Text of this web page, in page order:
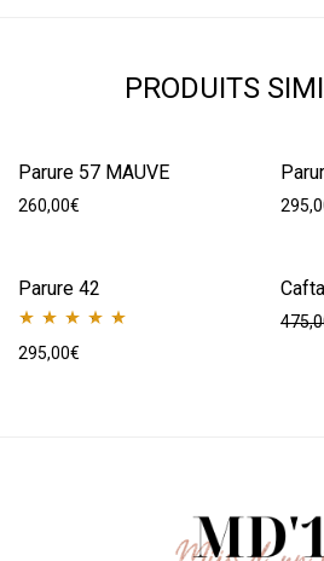
PRODUITS
Parure 57 MAUVE
260,00€
Parure 42
Note5.00
295,00€